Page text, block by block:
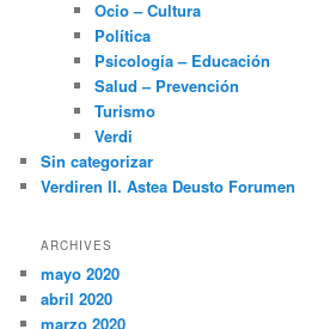
Ocio – Cultura
Política
Psicología – Educación
Salud – Prevención
Turismo
Verdi
Sin categorizar
Verdiren II. Astea Deusto Forumen
ARCHIVES
mayo 2020
abril 2020
marzo 2020